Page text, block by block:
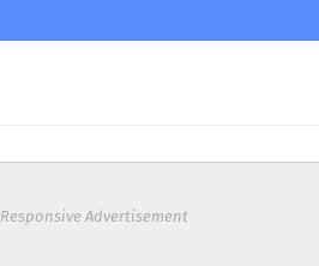
Responsive Advertisement